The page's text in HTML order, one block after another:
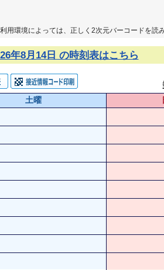
用環境によっては、正しく2次元バーコードを読
年8月14日 の時刻表はこちら
土曜